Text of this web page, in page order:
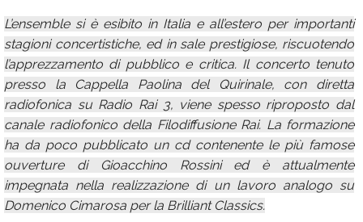
L’ensemble si è esibito in Italia e all’estero per importanti
stagioni concertistiche, ed in sale prestigiose, riscuotendo
l’apprezzamento di pubblico e critica. Il concerto tenuto
presso la Cappella Paolina del Quirinale, con diretta
radiofonica su Radio Rai 3, viene spesso riproposto dal
canale radiofonico della Filodiffusione Rai. La formazione
ha da poco pubblicato un cd contenente le più famose
ouverture di Gioacchino Rossini ed è attualmente
impegnata nella realizzazione di un lavoro analogo su
Domenico Cimarosa per la Brilliant Classics.